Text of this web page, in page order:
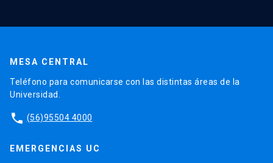
MESA CENTRAL
Teléfono para comunicarse con las distintas áreas de la
Universidad.
phone (56)95504 4000
EMERGENCIAS UC